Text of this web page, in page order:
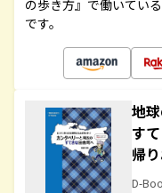
の歩き方』で働いてい
です。
地
す
帰
D-